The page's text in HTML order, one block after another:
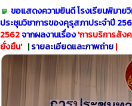
ขอแสดงความยินดี โรงเรียนพิมาย
ประชุมวิชาการของคุรุสภาประจำปี
2562จากผลงานเรื่อง'การบริการสัง
ยั่งยืน'|รายละเอียดและภาพถ่าย|